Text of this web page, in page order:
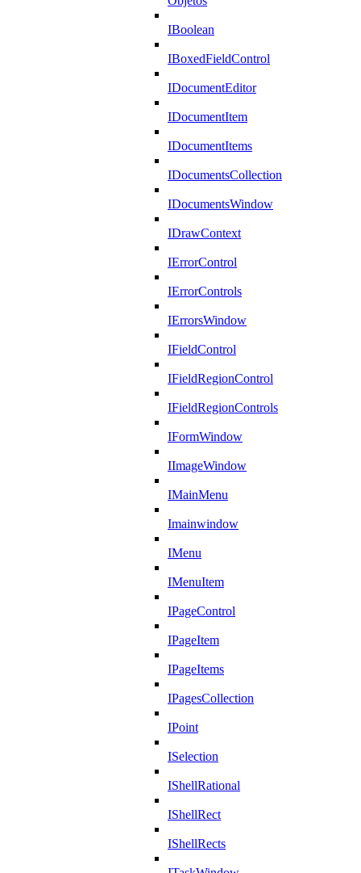
IBoolean
IBoxedFieldControl
IDocumentEditor
IDocumentItem
IDocumentItems
IDocumentsCollection
IDocumentsWindow
IDrawContext
IErrorControl
IErrorControls
IErrorsWindow
IFieldControl
IFieldRegionControl
IFieldRegionControls
IFormWindow
IImageWindow
IMainMenu
Imainwindow
IMenu
IMenuItem
IPageControl
IPageItem
IPageItems
IPagesCollection
IPoint
ISelection
IShellRational
IShellRect
IShellRects